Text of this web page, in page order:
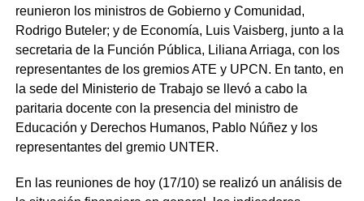
reunieron los ministros de Gobierno y Comunidad,
Rodrigo Buteler; y de Economía, Luis Vaisberg, junto a la
secretaria de la Función Pública, Liliana Arriaga, con los
representantes de los gremios ATE y UPCN. En tanto, en
la sede del Ministerio de Trabajo se llevó a cabo la
paritaria docente con la presencia del ministro de
Educación y Derechos Humanos, Pablo Núñez y los
representantes del gremio UNTER.
En las reuniones de hoy (17/10) se realizó un análisis de